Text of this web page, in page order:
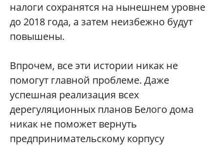
налоги сохранятся на нынешнем уровне
до 2018 года, а затем неизбежно будут
повышены.
Впрочем, все эти истории никак не
помогут главной проблеме. Даже
успешная реализация всех
дерегуляционных планов Белого дома
никак не поможет вернуть
предпринимательскому корпусу